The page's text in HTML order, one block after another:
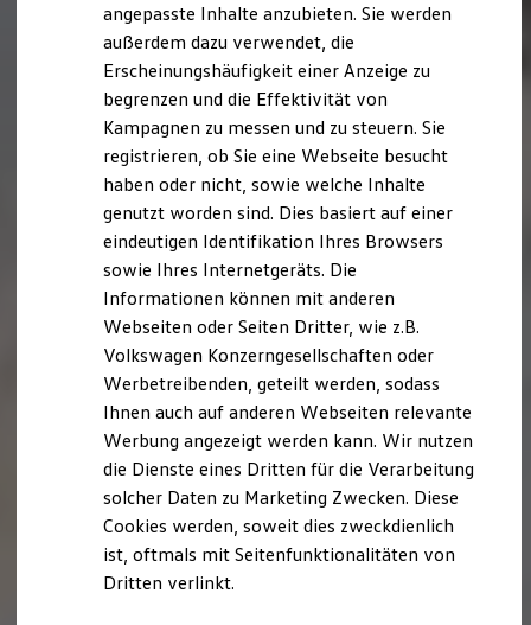
Batterieverordnung
XTL-Dieselkraftstoff
Ersatzteile und Betriebsflüssigkeiten
Original Zubehör und Lifestyle Produkte
myVolkswagen
myVolkswagen Business
Elektrisch & Autonom
Elektro - & Hybridfahrzeuge
Unser Ansatz
Klimafreundlicher Strom
Reichweite & Ladelösungen
Reichweitensimulator
Ladezeitensimulator
Ladelösungen für Privatkunden
Ladelösungen für Gewerbekunden
Bidirektionales Laden
Förderung & Kosten der Elektrofahrzeuge
Fördermöglichkeiten für Privatkunden
Kostensimulator
Autonomes Fahren
Mehr zum ID. Buzz
California Welt
California Club
California Magazin & Ratgeber
angepasste Inhalte anzubieten. Sie werden
außerdem dazu verwendet, die
Erscheinungshäufigkeit einer Anzeige zu
begrenzen und die Effektivität von
Kampagnen zu messen und zu steuern. Sie
registrieren, ob Sie eine Webseite besucht
haben oder nicht, sowie welche Inhalte
genutzt worden sind. Dies basiert auf einer
eindeutigen Identifikation Ihres Browsers
sowie Ihres Internetgeräts. Die
Informationen können mit anderen
Webseiten oder Seiten Dritter, wie z.B.
Volkswagen Konzerngesellschaften oder
Werbetreibenden, geteilt werden, sodass
Ihnen auch auf anderen Webseiten relevante
Werbung angezeigt werden kann. Wir nutzen
die Dienste eines Dritten für die Verarbeitung
solcher Daten zu Marketing Zwecken. Diese
Cookies werden, soweit dies zweckdienlich
ist, oftmals mit Seitenfunktionalitäten von
Dritten verlinkt.